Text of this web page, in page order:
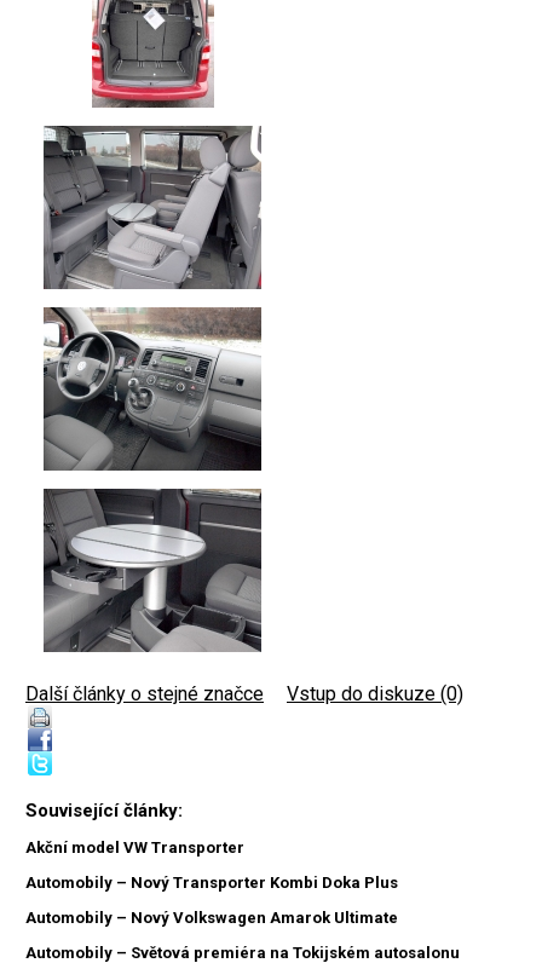
Další články o stejné značce Vstup do diskuze (0)
Související články:
Akční model VW Transporter
Automobily – Nový Transporter Kombi Doka Plus
Automobily – Nový Volkswagen Amarok Ultimate
Automobily – Světová premiéra na Tokijském autosalonu